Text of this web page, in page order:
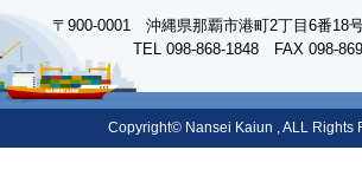
〒900-0001 沖縄県那覇市港町2丁目6番18
TEL 098-868-1848 FAX 098-
Copyright© Nansei Kaiun , ALL Rights